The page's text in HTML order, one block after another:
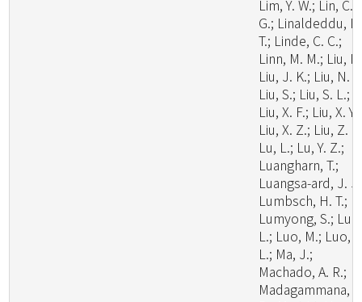
Lim, Y. W.; Lin, C.
G.; Linaldeddu, B.
T.; Linde, C. C.;
Linn, M. M.; Liu,
Liu, J. K.; Liu, N.
Liu, S.; Liu, S. L.;
Liu, X. F.; Liu, X. Y.;
Liu, X. Z.; Liu, Z.
Lu, L.; Lu, Y. Z.;
Luangharn, T.;
Luangsa-ard, J.
Lumbsch, H. T.;
Lumyong, S.;
L.; Luo, M.; Luo,
L.; Ma, J.;
Machado, A. R.;
Madagammana,